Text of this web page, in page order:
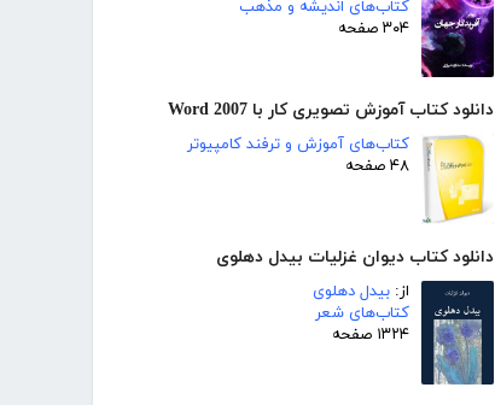
کتاب‌های اندیشه و مذهب
۳۰۴ صفحه
دانلود کتاب آموزش تصویری کار با Word 2007
کتاب‌های آموزش و ترفند کامپیوتر
۴۸ صفحه
دانلود کتاب دیوان غزلیات بیدل دهلوی
از: بیدل دهلوی
کتاب‌های شعر
۱۳۲۴ صفحه